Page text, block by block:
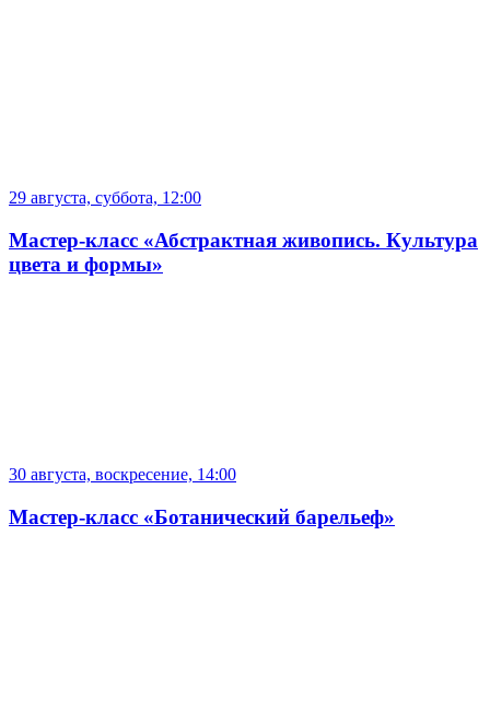
29 августа, суббота, 12:00
Мастер-класс «Абстрактная живопись. Культура
цвета и формы»
30 августа, воскресение, 14:00
Мастер-класс «Ботанический барельеф»